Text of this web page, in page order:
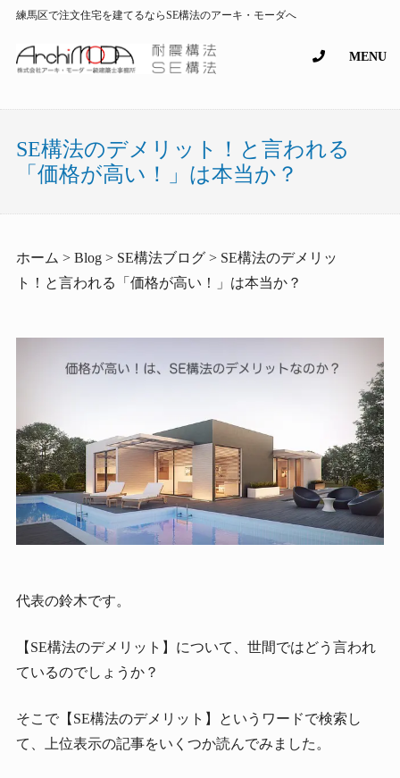
練馬区で注文住宅を建てるならSE構法のアーキ・モーダへ
MENU
SE構法のデメリット！と言われる
「価格が高い！」は本当か？
ホーム > Blog > SE構法ブログ > SE構法のデメリッ
ト！と言われる「価格が高い！」は本当か？
代表の鈴木です。
【SE構法のデメリット】について、世間ではどう言われ
ているのでしょうか？
そこで【SE構法のデメリット】というワードで検索し
て、上位表示の記事をいくつか読んでみました。